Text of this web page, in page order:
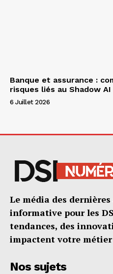
Banque et assurance :
risques liés au Shadow AI
6 Juillet 2026
Le média des
informative pour les
tendances, des
impactent votre
Nos sujets